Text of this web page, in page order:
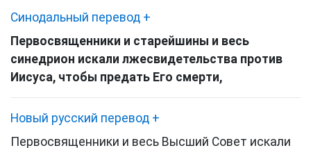
Синодальный перевод +
Первосвященники и старейшины и весь
синедрион искали лжесвидетельства против
Иисуса, чтобы предать Его смерти,
Новый русский перевод +
Первосвященники и весь Высший Совет искали